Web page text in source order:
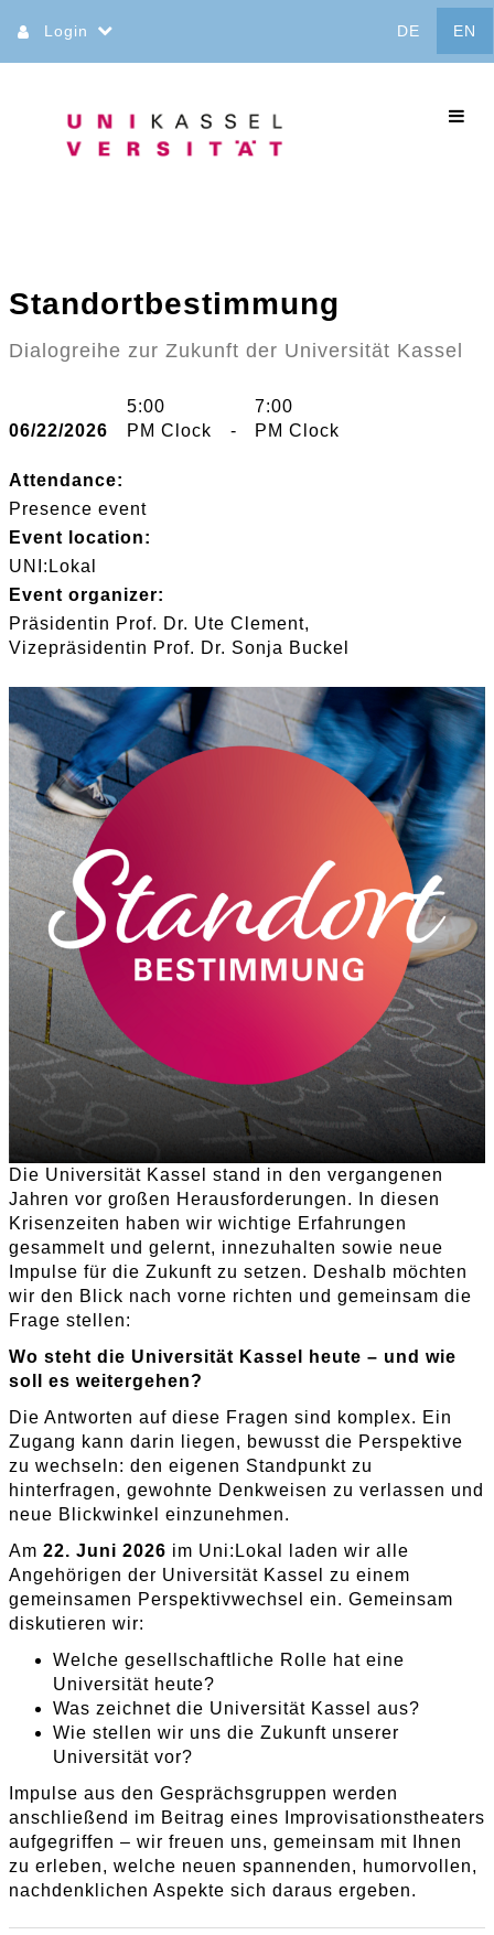
content
Login DE EN
Standortbestimmung
Dialogreihe zur Zukunft der Universität Kassel
06/22/2026
5:00
PM Clock
-
7:00
PM Clock
Attendance:
Presence event
Event location:
UNI:Lokal
Event organizer:
Präsidentin Prof. Dr. Ute Clement
Vizepräsidentin Prof. Dr. Sonja Buckel
Die Universität Kassel stand in den vergangenen
Jahren vor großen Herausforderungen. In diesen
Krisenzeiten haben wir wichtige Erfahrungen
gesammelt und gelernt, innezuhalten sowie neue
Impulse für die Zukunft zu setzen. Deshalb möchten
wir den Blick nach vorne richten und gemeinsam die
Frage stellen:
Wo steht die Universität Kassel heute – und wie
soll es weitergehen?
Die Antworten auf diese Fragen sind komplex. Ein
Zugang kann darin liegen, bewusst die Perspektive
zu wechseln: den eigenen Standpunkt zu
hinterfragen, gewohnte Denkweisen zu verlassen und
neue Blickwinkel einzunehmen.
Am 22. Juni 2026 im Uni:Lokal laden wir alle
Angehörigen der Universität Kassel zu einem
gemeinsamen Perspektivwechsel ein. Gemeinsam
diskutieren wir:
Welche gesellschaftliche Rolle hat eine
Universität heute?
Was zeichnet die Universität Kassel aus?
Wie stellen wir uns die Zukunft unserer
Universität vor?
Impulse aus den Gesprächsgruppen werden
anschließend im Beitrag eines Improvisationstheaters
aufgegriffen – wir freuen uns, gemeinsam mit Ihnen
zu erleben, welche neuen spannenden, humorvollen,
nachdenklichen Aspekte sich daraus ergeben.